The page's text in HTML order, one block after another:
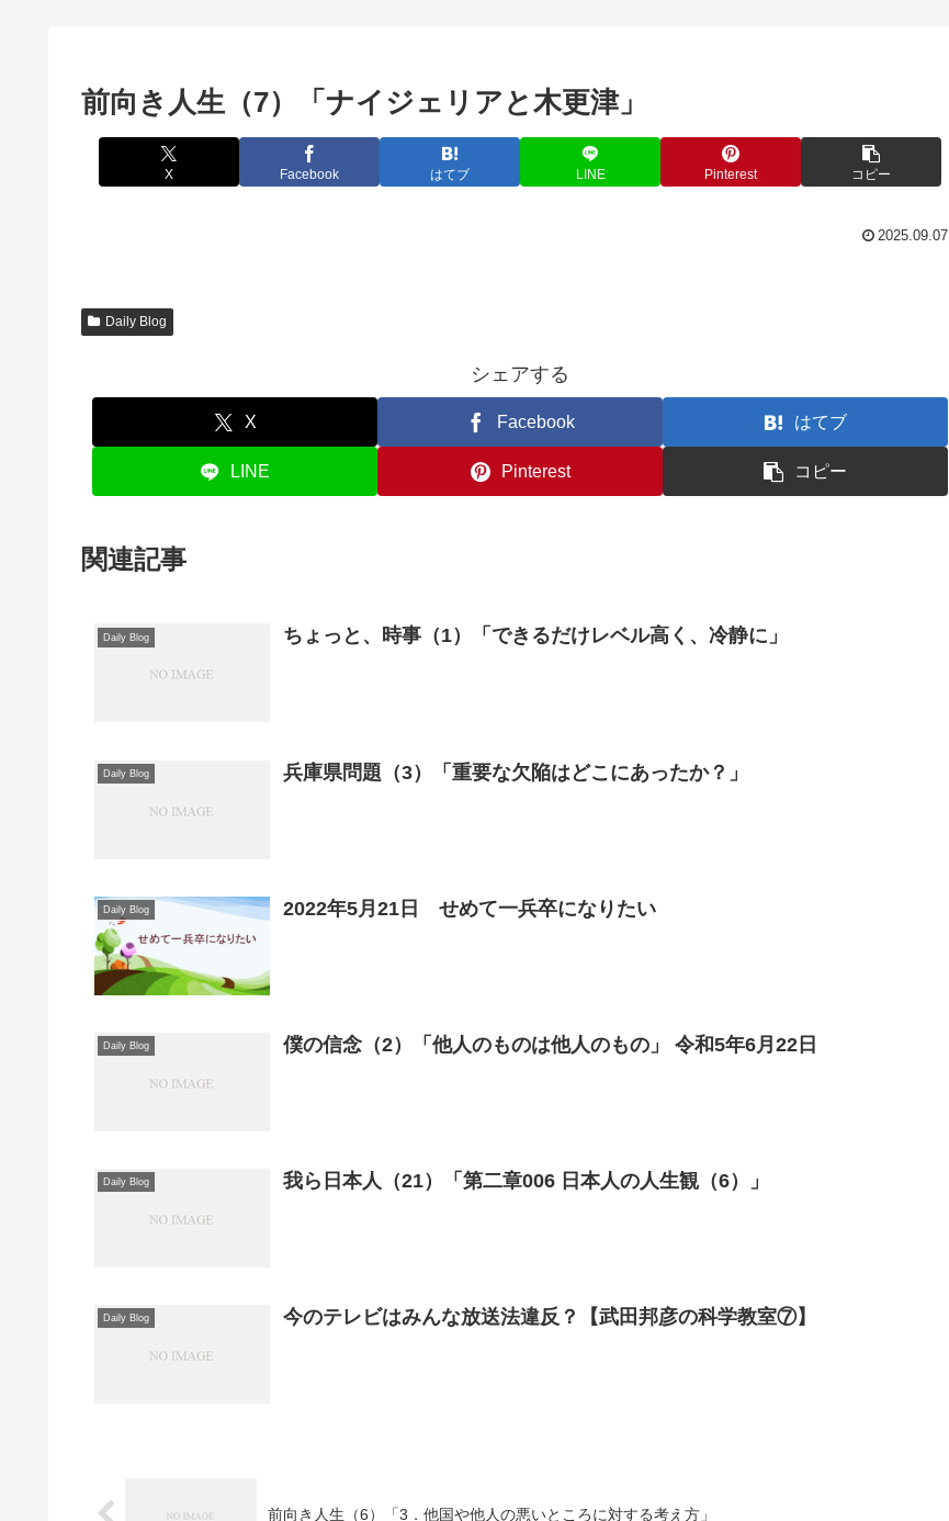
前向き人生（7）「ナイジェリアと木更津」
X Facebook はてブ LINE Pinterest コピー
2025.09.07
Daily Blog
シェアする
X Facebook はてブ
LINE Pinterest コピー
関連記事
Daily Blog ちょっと、時事（1）「できるだけレベル高く、冷静に」
Daily Blog 兵庫県問題（3）「重要な欠陥はどこにあったか？」
Daily Blog 2022年5月21日 せめて一兵卒になりたい
Daily Blog 僕の信念（2）「他人のものは他人のもの」 令和5年6月22日
Daily Blog 我ら日本人（21）「第二章006 日本人の人生観（6）」
Daily Blog 今のテレビはみんな放送法違反？【武田邦彦の科学教室⑦】
前向き人生（6）「3．他国や他人の悪いところに対する考え方」